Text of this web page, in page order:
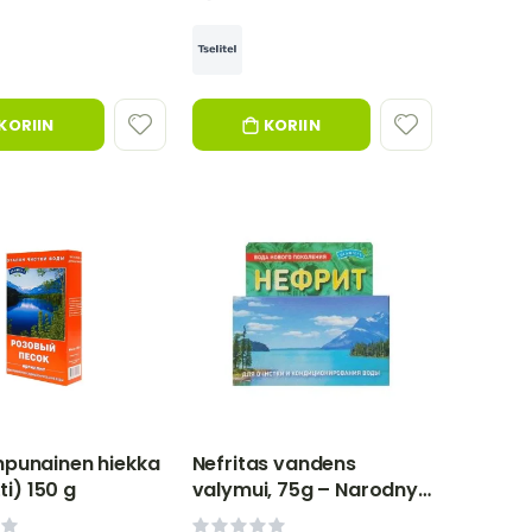
KORIIN
hiekka
150 g
Nefritas vandens
valymui, 75g – Narodny
Tselytel